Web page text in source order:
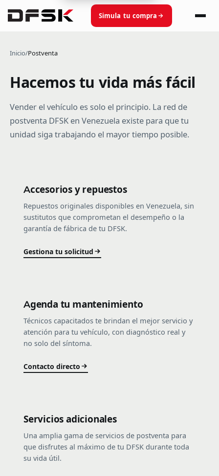
Simula tu compra
Inicio/Postventa
Hacemos tu vida más fácil
Vender el vehículo es solo el principio. La red de
postventa DFSK en Venezuela existe para que tu
unidad siga trabajando el mayor tiempo posible.
Accesorios y repuestos
Repuestos originales disponibles en Venezuela, sin
sustitutos que comprometan el desempeño o la
garantía de fábrica de tu DFSK.
Gestiona tu solicitud
Agenda tu mantenimiento
Técnicos capacitados te brindan el mejor servicio y
atención para tu vehículo, con diagnóstico real y
no solo del síntoma.
Contacto directo
Servicios adicionales
Una amplia gama de servicios de postventa para
que disfrutes al máximo de tu DFSK durante toda
su vida útil.